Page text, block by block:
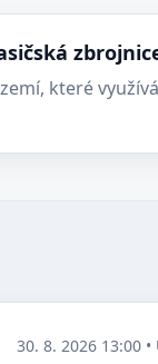
které
30. 8. 2026 13:00